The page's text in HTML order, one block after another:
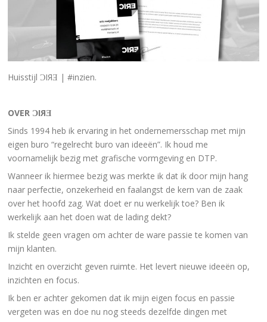
HuisstijlƆIЯƎ | #inzien.
OVER ƆIЯƎ
Sinds 1994 heb ik ervaring in het ondernemersschap met mijn
eigen buro “regelrecht buro van ideeën”. Ik houd me
voornamelijk bezig met grafische vormgeving en DTP.
Wanneer ik hiermee bezig was merkte ik dat ik door mijn hang
naar perfectie, onzekerheid en faalangst de kern van de zaak
over het hoofd zag. Wat doet er nu werkelijk toe? Ben ik
werkelijk aan het doen wat de lading dekt?
Ik stelde geen vragen om achter de ware passie te komen van
mijn klanten.
Inzicht en overzicht geven ruimte. Het levert nieuwe ideeën op,
inzichten en focus.
Ik ben er achter gekomen dat ik mijn eigen focus en passie
vergeten was en doe nu nog steeds dezelfde dingen met